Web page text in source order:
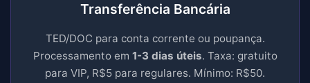
Transferência Bancária
TED/DOC para conta corrente ou poupança.
Processamento em 1-3 dias úteis. Taxa: gratuito
para VIP, R$5 para regulares. Mínimo: R$50.